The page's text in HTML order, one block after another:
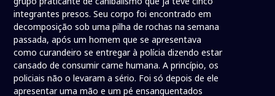
integrantes presos. Seu corpo foi encontrado em
decomposição sob uma pilha de rochas na semana
passada, após um homem que se apresentava
como curandeiro se entregar à polícia dizendo estar
cansado de consumir carne humana. A princípio, os
policiais não o levaram a sério. Foi só depois de ele
apresentar uma mão e um pé ensanguentados